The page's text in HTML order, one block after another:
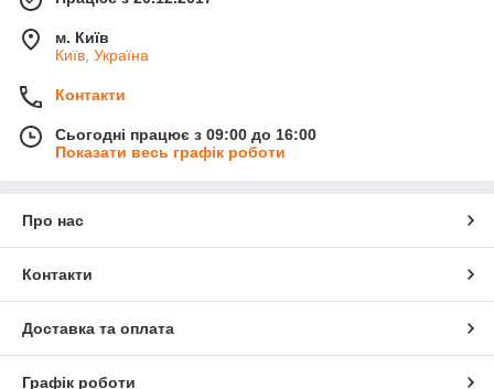
м. Київ
Київ, Україна
Контакти
Сьогодні працює з 09:00 до 16:00
Показати весь графік роботи
Про нас
Контакти
Доставка та оплата
Графік роботи